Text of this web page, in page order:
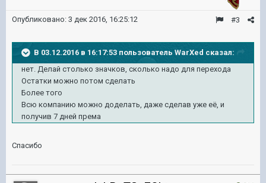
#3
Опубликовано: 3 дек 2016, 16:25:12
В 03.12.2016 в 16:17:53 пользователь WarXed сказал:
нет. Делай столько значков, сколько надо для перехода
Остатки можно потом сделать
Более того
Всю компанию можно доделать, даже сделав уже её, и
получив 7 дней према
Спасибо